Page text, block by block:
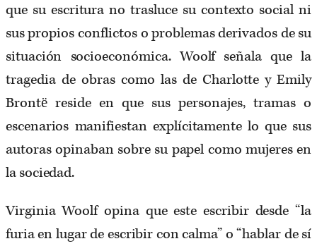
que su escritura no trasluce su contexto social ni
sus propios conflictos o problemas derivados de su
situación socioeconómica. Woolf señala que la
tragedia de obras como las de Charlotte y Emily
Brontë reside en que sus personajes, tramas o
escenarios manifiestan explícitamente lo que sus
autoras opinaban sobre su papel como mujeres en
la sociedad.
Virginia Woolf opina que este escribir desde “la
furia en lugar de escribir con calma” o “hablar de sí